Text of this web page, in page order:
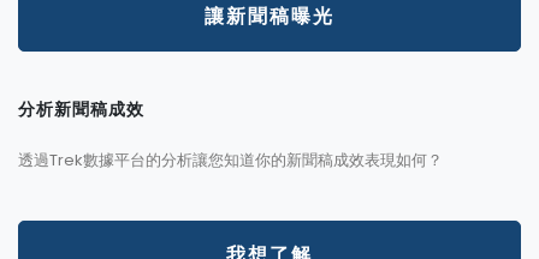
讓新聞稿曝光
分析新聞稿成效
透過Trek數據平台的分析讓您知道你的新聞稿成效表現如何？